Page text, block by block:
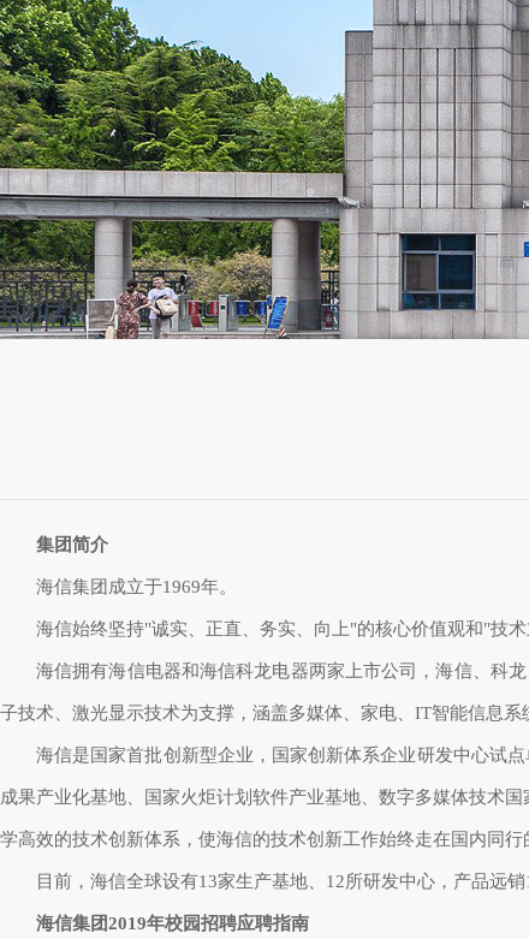
集团简介
海信集团成立于1969年。
海信始终坚持"诚实、正直、务实、向上"的核心价值观和"技
海信拥有海信电器和海信科龙电器两家上市公司，海信、科
子技术、激光显示技术为支撑，涵盖多媒体、家电、IT智能信息系
海信是国家首批创新型企业，国家创新体系企业研发中心试
成果产业化基地、国家火炬计划软件产业基地、数字多媒体技术
学高效的技术创新体系，使海信的技术创新工作始终走在国内同行
目前，海信全球设有13家生产基地、12所研发中心，产品远销
海信集团2019年校园招聘应聘指南